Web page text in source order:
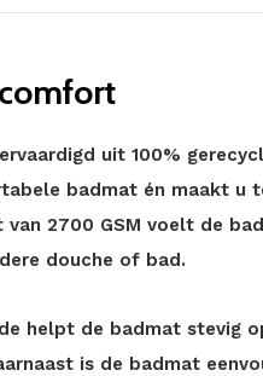
uit 100%
badmat én maakt u
2700 GSM voelt de
douche of bad.
helpt de badmat stevig
is de badmat